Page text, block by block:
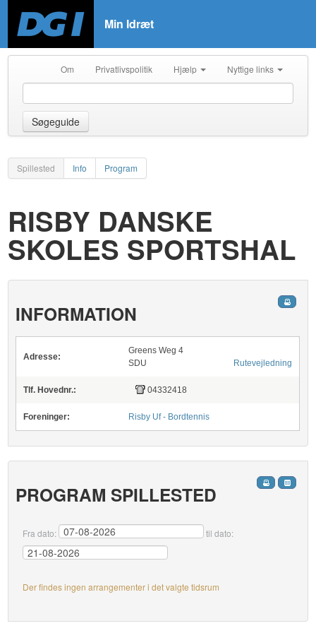
Min Idræt
Om Privatlivspolitik Hjælp Nyttige links
Søgeguide
Spillested Info Program
RISBY DANSKE
SKOLES SPORTSHAL
INFORMATION
Adresse:
Greens Weg 4
SDU
Rutevejledning
Tlf. Hovednr.: 04332418
Foreninger: Risby Uf - Bordtennis
PROGRAM SPILLESTED
Fra dato: til dato:
Der findes ingen arrangementer i det valgte tidsrum